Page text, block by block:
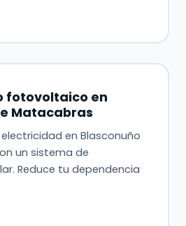
fotovoltaico en
Matacabras
en Blasconuño
un sistema de
Reduce tu dependencia